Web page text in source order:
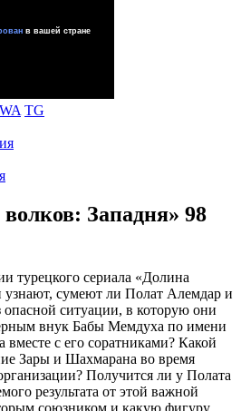
WA TG
Западня» 98
турецкого сериала «Долина
узнают, сумеют ли Полат Алемдар и
опасной ситуации, в которую они
внук Бабы Мемдуха по имени
вместе с его соратниками? Какой
Зары и Шахмарана во время
Получится ли у Полата
результата от этой важной
союзником и какую фигуру